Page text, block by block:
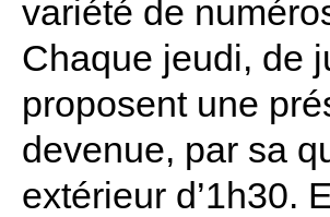
variété de
Chaque jeudi, de
proposent une
devenue, par sa
extérieur d’1h30.